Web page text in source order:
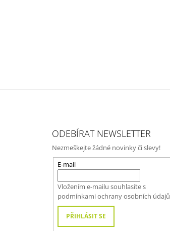
ODEBÍRAT NEWSLETTER
Nezmeškejte žádné novinky či slevy!
E-mail
Vložením e-mailu souhlasíte s
podmínkami ochrany osobních údajů
PŘIHLÁSIT SE